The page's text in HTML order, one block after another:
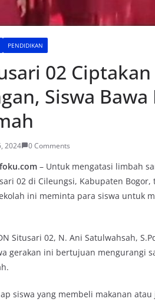
PENDIDIKAN
02
Siswa
2024 0 Comments
– Untuk mengatasi limbah
02 di Cileungsi, Kabupaten
ini meminta para siswa untuk
Situsari 02, N. Ani Satulwahsah,
gerakan ini bertujuan mengurangi
siswa yang membeli makanan